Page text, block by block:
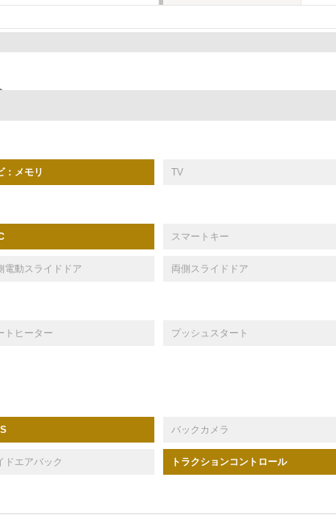
：メモリ TV
スマートキー
電動スライドドア 両側スライドドア
トヒーター プッシュスタート
バックカメラ
ドエアバック トラクションコントロール